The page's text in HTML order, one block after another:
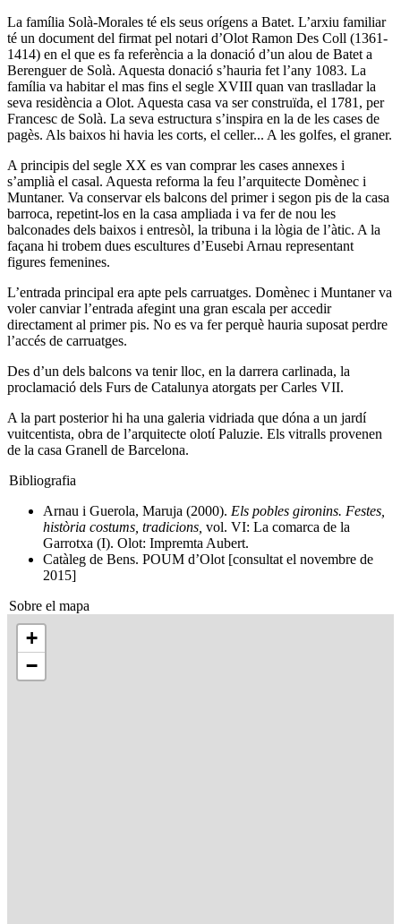
La família Solà-Morales té els seus orígens a Batet. L’arxiu familiar
té un document del firmat pel notari d’Olot Ramon Des Coll (1361-
1414) en el que es fa referència a la donació d’un alou de Batet a
Berenguer de Solà. Aquesta donació s’hauria fet l’any 1083. La
família va habitar el mas fins el segle XVIII quan van traslladar la
seva residència a Olot. Aquesta casa va ser construïda, el 1781, per
Francesc de Solà. La seva estructura s’inspira en la de les cases de
pagès. Als baixos hi havia les corts, el celler... A les golfes, el graner.
A principis del segle XX es van comprar les cases annexes i
s’amplià el casal. Aquesta reforma la feu l’arquitecte Domènec i
Muntaner. Va conservar els balcons del primer i segon pis de la casa
barroca, repetint-los en la casa ampliada i va fer de nou les
balconades dels baixos i entresòl, la tribuna i la lògia de l’àtic. A la
façana hi trobem dues escultures d’Eusebi Arnau representant
figures femenines.
L’entrada principal era apte pels carruatges. Domènec i Muntaner va
voler canviar l’entrada afegint una gran escala per accedir
directament al primer pis. No es va fer perquè hauria suposat perdre
l’accés de carruatges.
Des d’un dels balcons va tenir lloc, en la darrera carlinada, la
proclamació dels Furs de Catalunya atorgats per Carles VII.
A la part posterior hi ha una galeria vidriada que dóna a un jardí
vuitcentista, obra de l’arquitecte olotí Paluzie. Els vitralls provenen
de la casa Granell de Barcelona.
Bibliografia
Arnau i Guerola, Maruja (2000). Els pobles gironins. Festes,
història costums, tradicions, vol. VI: La comarca de la
Garrotxa (I). Olot: Impremta Aubert.
Catàleg de Bens. POUM d’Olot [consultat el novembre de
2015]
Sobre el mapa
+
−